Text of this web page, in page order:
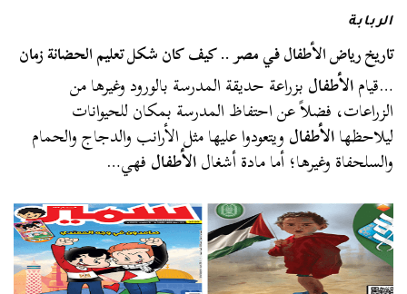
الربابة
تاريخ رياض الأطفال في مصر .. كيف كان شكل تعليم الحضانة زمان
…قيامالأطفالبزراعة حديقة المدرسة بالورود وغيرها من
الزراعات، فضلاً عن احتفاظ المدرسة بمكان للحيوانات
ليلاحظهاالأطفالويتعودوا عليها مثل الأرانب والدجاج والحمام
والسلحفاة وغيرها؛ أما مادة أشغالالأطفالفهي…